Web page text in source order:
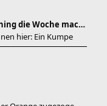
Re: Sub 3:20h mit 3-4 mal Training die Woche machb
hier: Ein Kumpe